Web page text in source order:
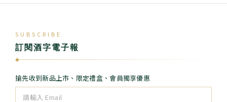
SUBSCRIBE
訂閱酒字電子報
◆
搶先收到新品上市、限定禮盒、會員獨享優惠